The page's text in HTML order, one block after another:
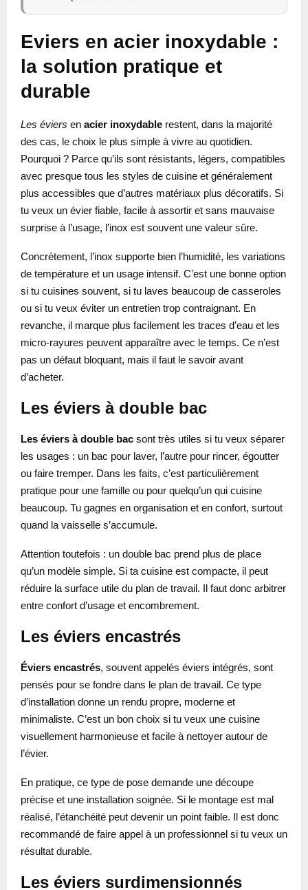
Eviers en acier inoxydable :
la solution pratique et
durable
Les éviers en acier inoxydable restent, dans la majorité
des cas, le choix le plus simple à vivre au quotidien.
Pourquoi ? Parce qu’ils sont résistants, légers, compatibles
avec presque tous les styles de cuisine et généralement
plus accessibles que d’autres matériaux plus décoratifs. Si
tu veux un évier fiable, facile à assortir et sans mauvaise
surprise à l’usage, l’inox est souvent une valeur sûre.
Concrètement, l’inox supporte bien l’humidité, les variations
de température et un usage intensif. C’est une bonne option
si tu cuisines souvent, si tu laves beaucoup de casseroles
ou si tu veux éviter un entretien trop contraignant. En
revanche, il marque plus facilement les traces d’eau et les
micro-rayures peuvent apparaître avec le temps. Ce n’est
pas un défaut bloquant, mais il faut le savoir avant
d’acheter.
Les éviers à double bac
Les éviers à double bac sont très utiles si tu veux séparer
les usages : un bac pour laver, l’autre pour rincer, égoutter
ou faire tremper. Dans les faits, c’est particulièrement
pratique pour une famille ou pour quelqu’un qui cuisine
beaucoup. Tu gagnes en organisation et en confort, surtout
quand la vaisselle s’accumule.
Attention toutefois : un double bac prend plus de place
qu’un modèle simple. Si ta cuisine est compacte, il peut
réduire la surface utile du plan de travail. Il faut donc arbitrer
entre confort d’usage et encombrement.
Les éviers encastrés
Éviers encastrés, souvent appelés éviers intégrés, sont
pensés pour se fondre dans le plan de travail. Ce type
d’installation donne un rendu propre, moderne et
minimaliste. C’est un bon choix si tu veux une cuisine
visuellement harmonieuse et facile à nettoyer autour de
l’évier.
En pratique, ce type de pose demande une découpe
précise et une installation soignée. Si le montage est mal
réalisé, l’étanchéité peut devenir un point faible. Il est donc
recommandé de faire appel à un professionnel si tu veux un
résultat durable.
Les éviers surdimensionnés